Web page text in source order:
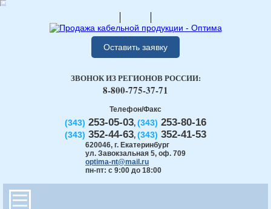
Оставить заявку
Телефон/Факс
(343) 253-05-03, (343) 253-80-16
(343) 352-44-63, (343) 352-41-53
620046, г. Екатеринбург
ул. Завокзальная 5, оф. 709
optima-nt@mail.ru
пн-пт: с 9:00 до 18:00
ЗВОНОК ИЗ РЕГИОНОВ РОССИИ:
8-800-775-37-71